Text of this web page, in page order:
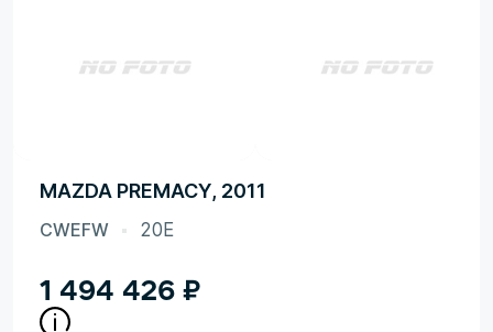
MAZDA PREMACY, 2011
CWEFW 20E
1 494 426 ₽